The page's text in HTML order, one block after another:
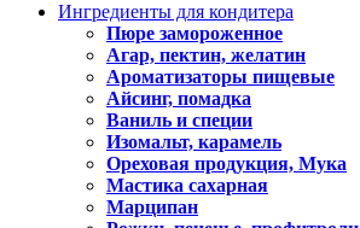
Ингредиенты для кондитера
Пюре замороженное
Агар, пектин, желатин
Ароматизаторы пищевые
Айсинг, помадка
Ваниль и специи
Изомальт, карамель
Ореховая продукция, Мука
Мастика сахарная
Марципан